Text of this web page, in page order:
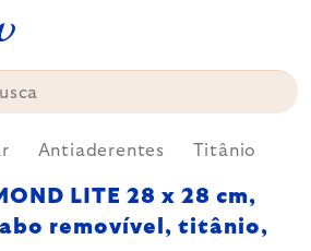
Antiaderentes Titânio
LITE 28 x 28 cm,
removível, titânio,